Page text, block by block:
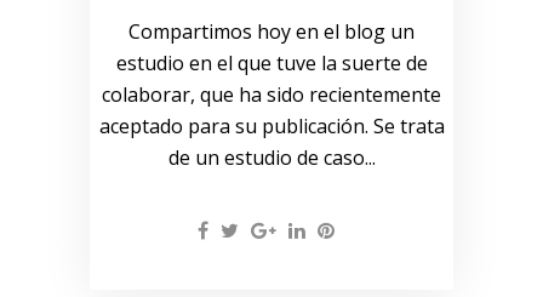
Compartimos hoy en el blog un
estudio en el que tuve la suerte de
colaborar, que ha sido recientemente
aceptado para su publicación. Se trata
de un estudio de caso...